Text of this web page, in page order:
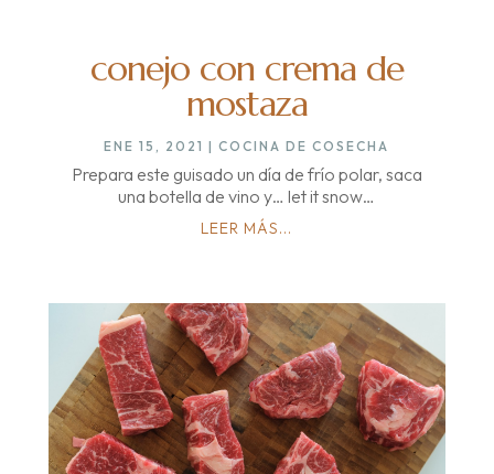
conejo con crema de
mostaza
ENE 15, 2021 |COCINA DE COSECHA
Prepara este guisado un día de frío polar, saca
una botella de vino y… let it snow…
LEER MÁS...